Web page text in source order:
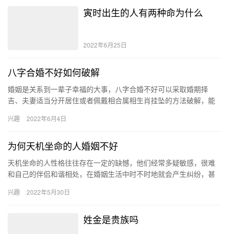
寅时出生的人有两种命为什么
2022年6月25日
八字合婚不好如何破解
婚姻是关系到一辈子幸福的大事，八字合婚不好可以采取婚期择
吉、夫妻适当分开居住或者佩戴相合属相生肖挂坠的方法破解，能
上自…
兴趣 2022年6月4日
为何天机坐命的人婚姻不好
天机坐命的人性格往往存在一定的缺憾，他们经常多疑敏感，很难
和自己的伴侣和谐相处，在婚姻生活中时不时地就会产生纠纷，甚
机…
兴趣 2022年5月30日
姓金是贵族吗